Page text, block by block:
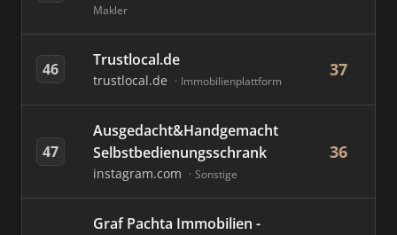
Makler
46 Trustlocal.de
trustlocal.de Immobilienplattform
37
47
Ausgedacht&Handgemacht
Selbstbedienungsschrank
instagram.com Sonstige
36
Graf Pachta Immobilien -